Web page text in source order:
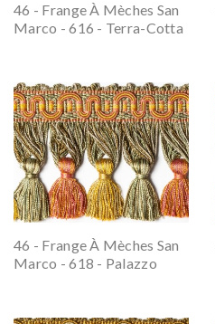
46 - Frange À Mèches San
Marco - 616 - Terra-Cotta
46 - Frange À Mèches San
Marco - 618 - Palazzo